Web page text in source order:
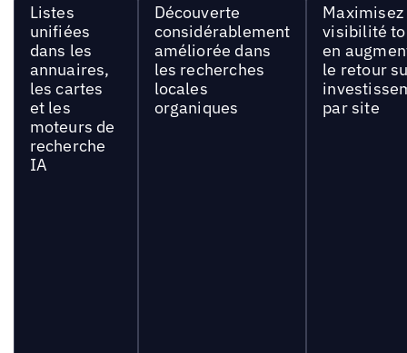
Listes
unifiées
dans les
annuaires,
les cartes
et les
moteurs de
recherche
IA
Découverte
considérablement
améliorée dans
les recherches
locales
organiques
Maximisez
visibilité
en
le retour
par site